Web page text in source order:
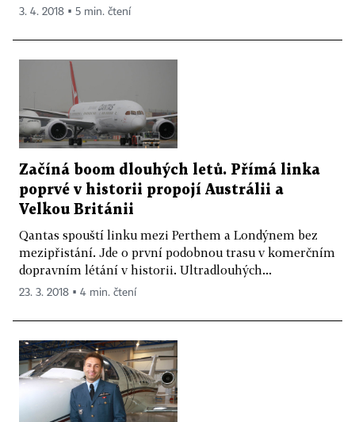
3. 4. 2018 ▪ 5 min. čtení
Začíná boom dlouhých letů. Přímá linka
poprvé v historii propojí Austrálii a
Velkou Británii
Qantas spouští linku mezi Perthem a Londýnem bez
mezipřistání. Jde o první podobnou trasu v komerčním
dopravním létání v historii. Ultradlouhých...
23. 3. 2018 ▪ 4 min. čtení